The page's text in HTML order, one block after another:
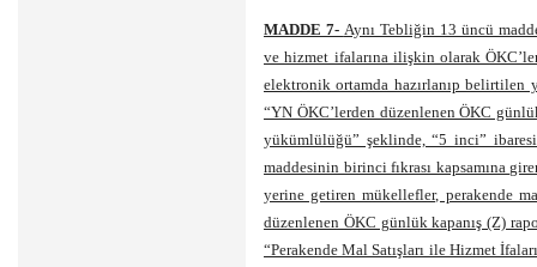
MADDE 7- Aynı Tebliğin 13 üncü
ve hizmet ifalarına ilişkin olarak
elektronik ortamda hazırlanıp
“YN ÖKC’lerden düzenlenen ÖKC
yükümlülüğü” şeklinde, “5 inci”
maddesinin birinci fıkrası kapsamına
yerine getiren mükellefler, perakende
düzenlenen ÖKC günlük kapanış (Z)
“Perakende Mal Satışları ile Hizmet